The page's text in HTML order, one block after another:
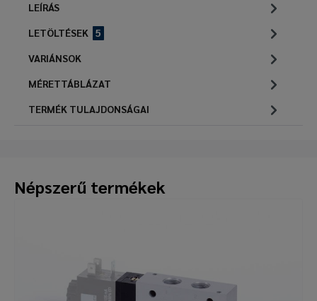
LEÍRÁS
LETÖLTÉSEK
5
VARIÁNSOK
MÉRETTÁBLÁZAT
TERMÉK TULAJDONSÁGAI
Népszerű termékek